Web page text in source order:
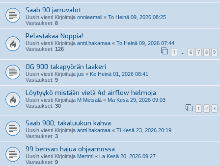
Saab 90 jarruvalot
Uusin viesti Kirjoittaja onnieemeli « To Heinä 09, 2026 08:25
Vastaukset: 8
Pelastakaa Noppia!
Uusin viesti Kirjoittaja antti.hakamaa « To Heinä 09, 2026 07:44
Vastaukset: 126 1 … 6 7 8 9
OG 900 takapyörän laakeri
Uusin viesti Kirjoittaja jus « Ke Heinä 01, 2026 08:41
Vastaukset: 9
Löytyykö mistään vielä 4d airflow helmoja
Uusin viesti Kirjoittaja M Metsälä « Ma Kesä 29, 2026 09:03
Vastaukset: 30 1 2 3
Saab 900, takaluukun kahva
Uusin viesti Kirjoittaja antti.hakamaa « Ti Kesä 23, 2026 20:19
Vastaukset: 3
99 bensan hajua ohjaamossa
Uusin viesti Kirjoittaja Mertmi « La Kesä 20, 2026 09:27
Vastaukset: 9